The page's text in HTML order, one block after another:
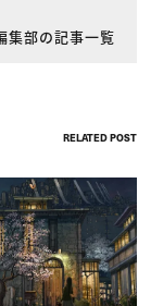
集部の記事一覧
RELATED POST